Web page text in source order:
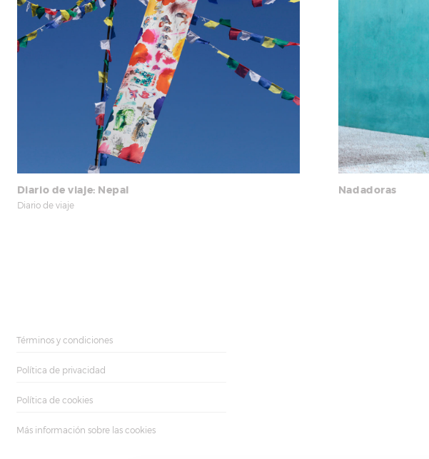
Diario de viaje: Nepal
Diario de viaje
Nadadoras
Términos y condiciones
Política de privacidad
Política de cookies
Más información sobre las cookies